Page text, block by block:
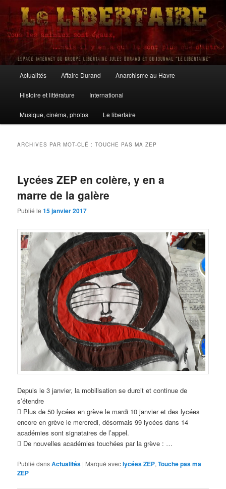
Aller
contenu
principal
Aller
contenu
secondaire
Le Libertaire
principal
Actualités Affaire Durand Anarchisme au Havre
Histoire et littérature International
Musique, cinéma, photos Le libertaire
ARCHIVES PAR MOT-CLÉ :TOUCHE PAS MA ZEP
Lycées ZEP en colère, y en a
marre de la galère
Publié le15 janvier 2017
Depuis le 3 janvier, la mobilisation se durcit et continue de
s’étendre
 Plus de 50 lycées en grève le mardi 10 janvier et des lycées
encore en grève le mercredi, désormais 99 lycées dans 14
académies sont signataires de l’appel.
 De nouvelles académies touchées par la grève : …
Publié dansActualités | Marqué aveclycées ZEP,Touche pas ma
ZEP